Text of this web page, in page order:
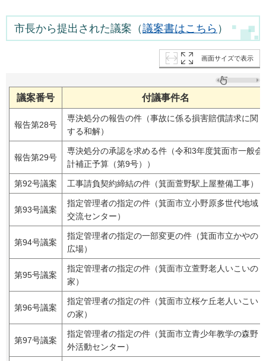
市長から提出された議案（議案書はこちら ）
画面サイズで表示
議案番号 付議事件名
報告第28号
専決処分の報告の件（事故に係る損害賠償請求に関
する和解）
報告第29号
専決処分の承認を求める件（令和3年度箕面市一般会
計補正予算（第9号））
第92号議案 工事請負契約締結の件（箕面萱野駅上屋整備工事）
第93号議案
指定管理者の指定の件（箕面市立小野原多世代地域
交流センター）
第94号議案
指定管理者の指定の一部変更の件（箕面市立かやの
広場）
第95号議案
指定管理者の指定の件（箕面市立萱野老人いこいの
家）
第96号議案
指定管理者の指定の件（箕面市立桜ケ丘老人いこい
の家）
第97号議案
指定管理者の指定の件（箕面市立青少年教学の森野
外活動センター）